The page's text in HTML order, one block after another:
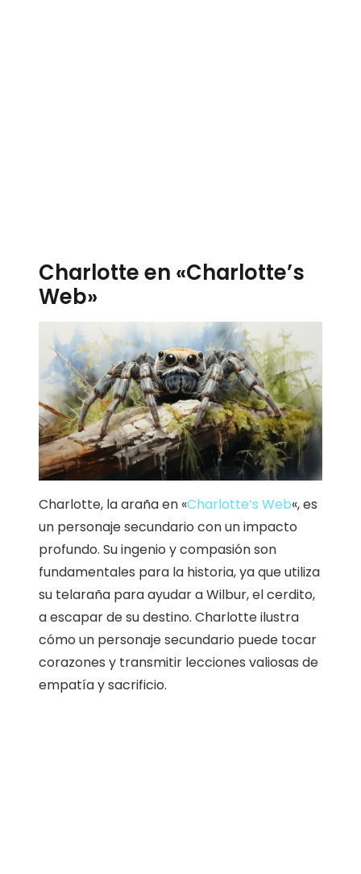
Charlotte en «Charlotte’s
Web»
Charlotte, la araña en «Charlotte’s Web«, es
un personaje secundario con un impacto
profundo. Su ingenio y compasión son
fundamentales para la historia, ya que utiliza
su telaraña para ayudar a Wilbur, el cerdito,
a escapar de su destino. Charlotte ilustra
cómo un personaje secundario puede tocar
corazones y transmitir lecciones valiosas de
empatía y sacrificio.